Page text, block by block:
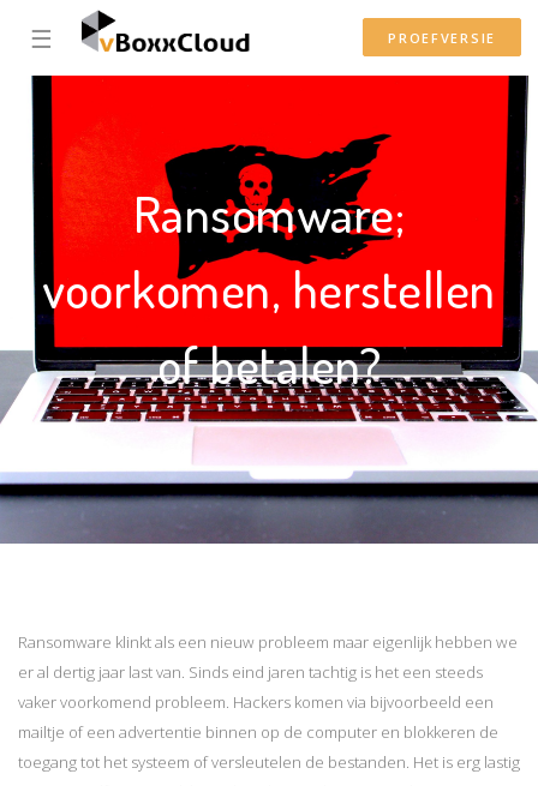
☰ PROEFVERSIE
Ransomware;
voorkomen, herstellen
of betalen?
Ransomware klinkt als een nieuw probleem maar eigenlijk hebben we
er al dertig jaar last van. Sinds eind jaren tachtig is het een steeds
vaker voorkomend probleem. Hackers komen via bijvoorbeeld een
mailtje of een advertentie binnen op de computer en blokkeren de
toegang tot het systeem of versleutelen de bestanden. Het is erg lastig